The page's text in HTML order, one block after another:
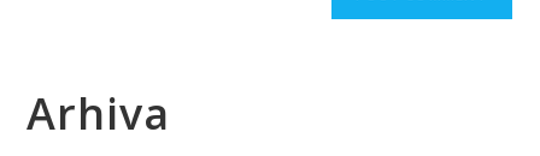
Arhiva